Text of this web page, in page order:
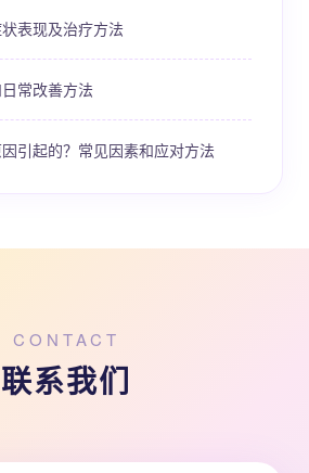
表现及治疗方法
常改善方法
引起的？常见因素和应对方法
CONTACT
联系我们